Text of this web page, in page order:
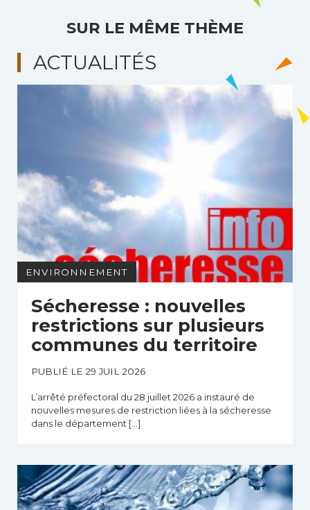
SUR LE MÊME THÈME
ACTUALITÉS
ENVIRONNEMENT
Sécheresse : nouvelles
restrictions sur plusieurs
communes du territoire
PUBLIÉ LE 29 JUIL 2026
L’arrêté préfectoral du 28 juillet 2026 a instauré de
nouvelles mesures de restriction liées à la sécheresse
dans le département […]